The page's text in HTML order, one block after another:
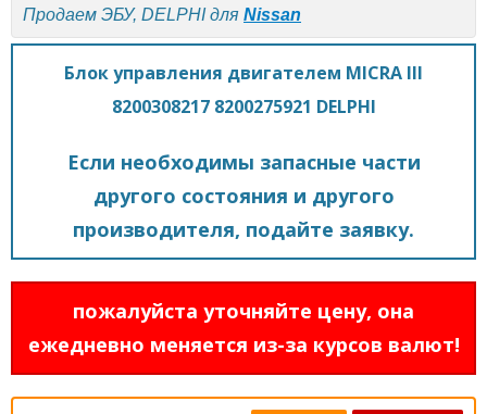
Продаем ЭБУ, DELPHI для Nissan
Блок управления двигателем MICRA III
8200308217 8200275921 DELPHI
Если необходимы запасные части
другого состояния и другого
производителя, подайте заявку.
пожалуйста уточняйте цену, она
ежедневно меняется из-за курсов валют!